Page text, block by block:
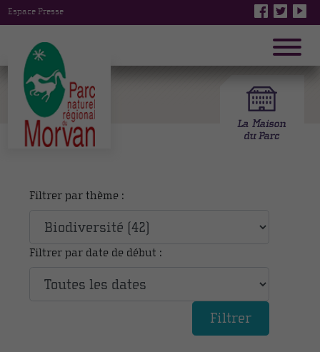
Espace Presse
Filtrer par thème :
Filtrer par date de début :
Filtrer